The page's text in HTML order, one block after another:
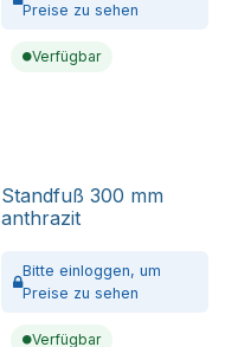
Preise zu sehen
Verfügbar
Standfuß 300 mm
anthrazit
Bitte einloggen, um
Preise zu sehen
Verfügbar